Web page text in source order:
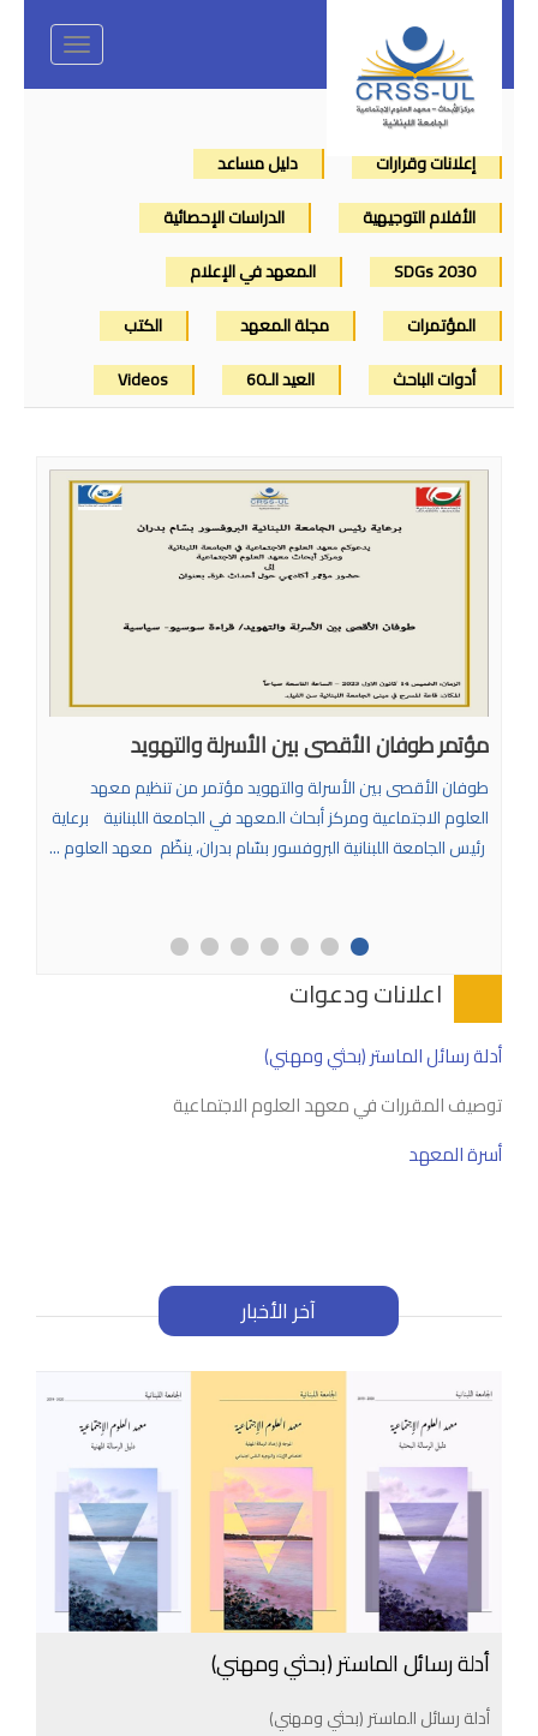
Toggle
navigation
إعلانات وقرارات
دليل مساعد
الأفلام التوجيهية
الدراسات الإحصائية
SDGs 2030
المعهد في الإعلام
المؤتمرات
مجلة المعهد
الكتب
أدوات الباحث
العيد الـ60 Videos
مؤتمر طوفان الأقصى بين الأسرلة والتهويد
طوفان الأقصى بين الأسرلة والتهويد مؤتمر من تنظيم معهد
العلوم الاجتماعية ومركز أبحاث المعهد في الجامعة اللبنانية برعاية
رئيس الجامعة اللبنانية البروفسور بسّام بدران، ينظّم معهد العلوم ...
اعلانات ودعوات
أدلة رسائل الماستر (بحثي ومهني)
توصيف المقررات في معهد العلوم الاجتماعية
أسرة المعهد
آخر الأخبار
أدلة رسائل الماستر (بحثي ومهني)
أدلة رسائل الماستر (بحثي ومهني)